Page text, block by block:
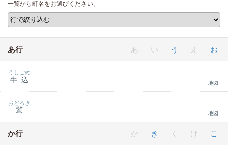
一覧から町名をお選びください。
あ行 あ い う え お
牛込
うしごめ
地図
驚
おどろき
地図
か行 か き く け こ